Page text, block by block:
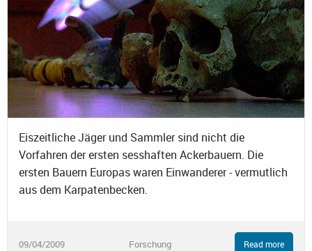
Eiszeitliche Jäger und Sammler sind nicht die
Vorfahren der ersten sesshaften Ackerbauern. Die
ersten Bauern Europas waren Einwanderer - vermutlich
aus dem Karpatenbecken.
09/04/2009 Forschung Read more